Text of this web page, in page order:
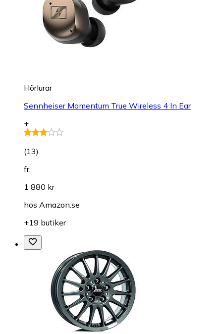
Hörlurar
Sennheiser Momentum True Wireless 4 In Ear
+
(13)
fr.
1 880 kr
hos Amazon.se
+19 butiker